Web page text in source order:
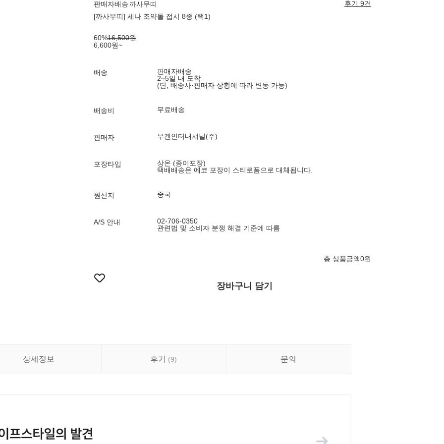
판매자배송 까사무띠
후기 9건
[까사무띠] 세나 조약돌 접시 8종 (택1)
60%16,500원
6,600원~
배송
판매자배송
2~5일 내 도착
(단, 배송사·판매자 상황에 따라 변동 가능)
배송비 무료배송
판매자 무겐인터내셔널(주)
포장타입
상온 (종이포장)
택배배송은 에코 포장이 스티로폼으로 대체됩니다.
원산지 중국
A/S 안내
02-706-0350
관련법 및 소비자 분쟁 해결 기준에 따름
총 상품금액0원
장바구니 담기
상세정보 후기 (9) 문의